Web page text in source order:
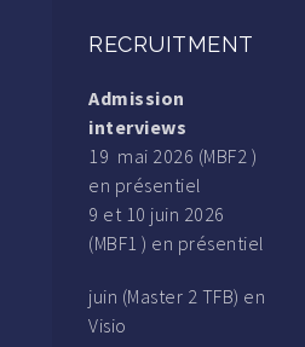
RECRUITMENT
Admission
interviews
19 mai 2026 (MBF2 )
en présentiel
9 et 10 juin 2026
(MBF1 ) en présentiel
juin (Master 2 TFB) en
Visio